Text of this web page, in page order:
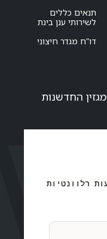
תנאים כללים
לשירותי ענן בינת
דו”ח מגדר חיצוני
הרשמו לקבלת מגזין ICTrends מגזין החדשנות